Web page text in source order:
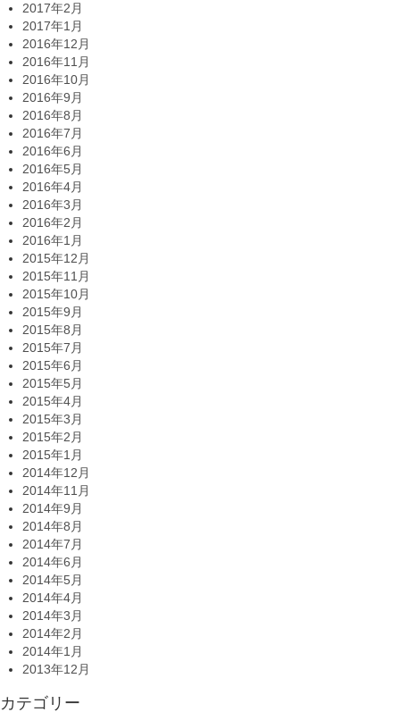
2017年2月
2017年1月
2016年12月
2016年11月
2016年10月
2016年9月
2016年8月
2016年7月
2016年6月
2016年5月
2016年4月
2016年3月
2016年2月
2016年1月
2015年12月
2015年11月
2015年10月
2015年9月
2015年8月
2015年7月
2015年6月
2015年5月
2015年4月
2015年3月
2015年2月
2015年1月
2014年12月
2014年11月
2014年9月
2014年8月
2014年7月
2014年6月
2014年5月
2014年4月
2014年3月
2014年2月
2014年1月
2013年12月
カテゴリー